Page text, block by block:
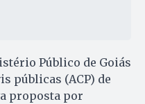
Público de Goiás
públicas (ACP) de
proposta por